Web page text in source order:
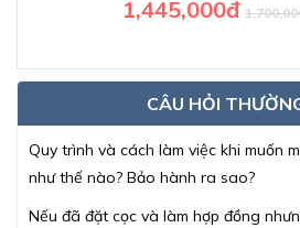
1,445,000đ
CÂU HỎI
Quy trình và cách làm việc khi muốn
như thế nào? Bảo hành ra sao?
Nếu đã đặt cọc và làm hợp đồng